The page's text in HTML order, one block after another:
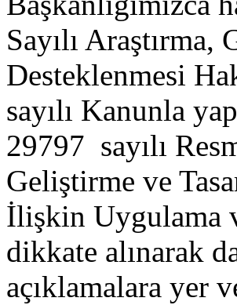
Sayılı
Desteklenmesi
sayılı Kanunla
29797 sayılı
Geliştirme ve
İlişkin Uygulama
dikkate alınarak
açıklamalara yer